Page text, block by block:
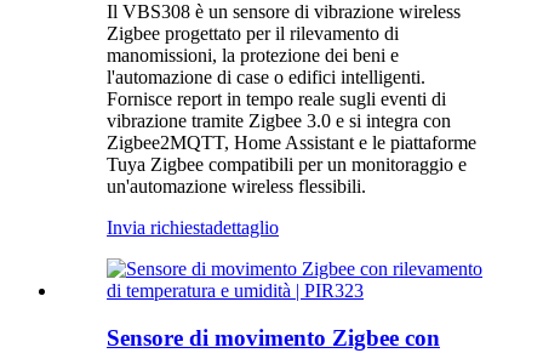
Il VBS308 è un sensore di vibrazione wireless
Zigbee progettato per il rilevamento di
manomissioni, la protezione dei beni e
l'automazione di case o edifici intelligenti.
Fornisce report in tempo reale sugli eventi di
vibrazione tramite Zigbee 3.0 e si integra con
Zigbee2MQTT, Home Assistant e le piattaforme
Tuya Zigbee compatibili per un monitoraggio e
un'automazione wireless flessibili.
Invia richiestadettaglio
Sensore di movimento Zigbee con